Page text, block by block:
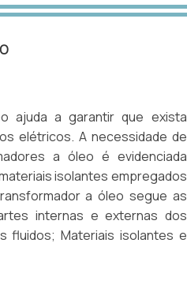
ajuda a garantir que exista
elétricos. A necessidade de
a óleo é evidenciada
isolantes empregados
a óleo segue as
internas e externas dos
fluidos; Materiais isolantes e